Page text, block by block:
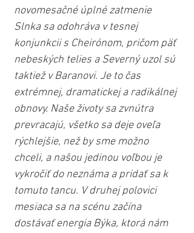
novomesačné úplné zatmenie
Slnka sa odohráva v tesnej
konjunkcii s Cheirónom, pričom päť
nebeských telies a Severný uzol sú
taktiež v Baranovi. Je to čas
extrémnej, dramatickej a radikálnej
obnovy. Naše životy sa zvnútra
prevracajú, všetko sa deje oveľa
rýchlejšie, než by sme možno
chceli, a našou jedinou voľbou je
vykročiť do neznáma a pridať sa k
tomuto tancu. V druhej polovici
mesiaca sa na scénu začína
dostávať energia Býka, ktorá nám